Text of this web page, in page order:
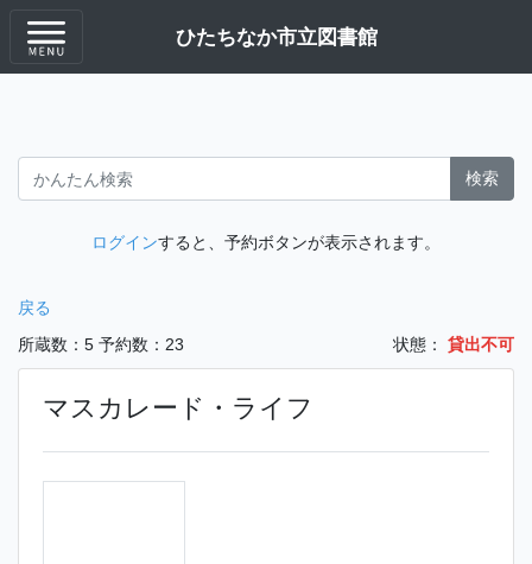
ひたちなか市立図書館
検索
ログインすると、予約ボタンが表示されます。
戻る
所蔵数：5 予約数：23 状態： 貸出不可
マスカレード・ライフ